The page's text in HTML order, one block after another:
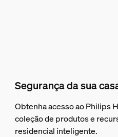
Segurança da sua
Obtenha acesso ao Philips
coleção de produtos e
residencial inteligente.